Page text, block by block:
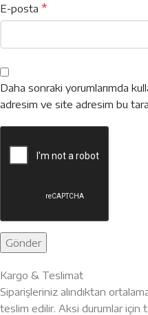
E-posta *
Daha sonraki yorumlarımda
adresim ve site adresim bu
Kargo & Teslimat
Siparişleriniz alındıktan
teslim edilir. Aksi durumlar için